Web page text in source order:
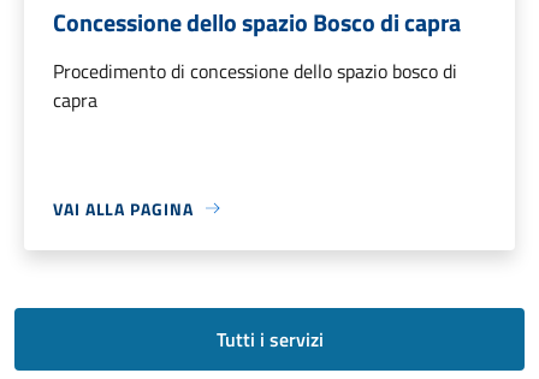
Concessione dello spazio Bosco di capra
Procedimento di concessione dello spazio bosco di
capra
VAI ALLA PAGINA
Tutti i servizi